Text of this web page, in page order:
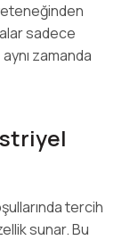
sadece
zamanda
tercih
sunar. Bu